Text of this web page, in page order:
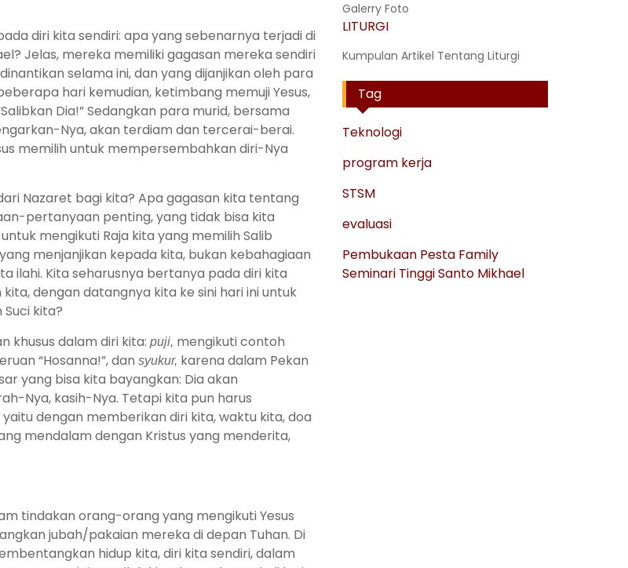
diri kita sendiri: apa yang sebenarnya terjadi di
Jelas, mereka memiliki gagasan mereka sendiri
selama ini, dan yang dijanjikan oleh para
hari kemudian, ketimbang memuji Yesus,
Dia!” Sedangkan para murid, bersama
Nya, akan terdiam dan tercerai-berai.
memilih untuk mempersembahkan diri-Nya
Nazaret bagi kita? Apa gagasan kita tentang
pertanyaan penting, yang tidak bisa kita
mengikuti Raja kita yang memilih Salib
menjanjikan kepada kita, bukan kebahagiaan
ilahi. Kita seharusnya bertanya pada diri kita
dengan datangnya kita ke sini hari ini untuk
kita?
khusus dalam diri kita: puji, mengikuti contoh
“Hosanna!”, dan syukur, karena dalam Pekan
yang bisa kita bayangkan: Dia akan
Nya, kasih-Nya. Tetapi kita pun harus
dengan memberikan diri kita, waktu kita, doa
mendalam dengan Kristus yang menderita,
tindakan orang-orang yang mengikuti Yesus
jubah/pakaian mereka di depan Tuhan. Di
hidup kita, diri kita sendiri, dalam
Galerry Foto
LITURGI
Kumpulan Artikel Tentang Liturgi
Tag
Teknologi
program kerja
STSM
evaluasi
Pembukaan Pesta Family
Seminari Tinggi Santo Mikhael